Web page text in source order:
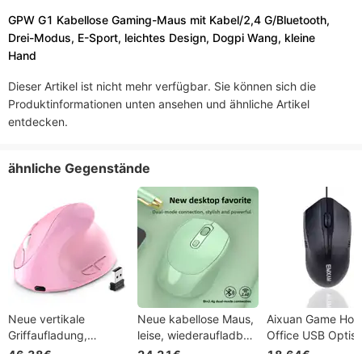
GPW G1 Kabellose Gaming-Maus mit Kabel/2,4 G/Bluetooth,
Drei-Modus, E-Sport, leichtes Design, Dogpi Wang, kleine
Hand
Dieser Artikel ist nicht mehr verfügbar. Sie können sich die
Produktinformationen unten ansehen und ähnliche Artikel
entdecken.
ähnliche Gegenstände
Neue vertikale
Griffaufladung,
geräuschlos, kabellos,
Neue kabellose Maus,
leise, wiederaufladbar,
für Laptop, Desktop-
Aixuan Game
Office USB
Kabel Laptop